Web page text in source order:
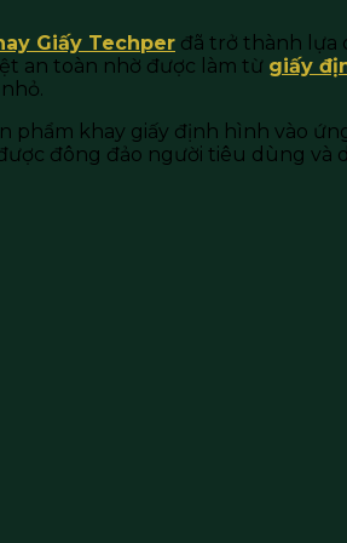
Giấy Techper đã trở thành lựa
an toàn nhờ được làm từ giấy
phẩm khay giấy định hình vào
đông đảo người tiêu dùng và